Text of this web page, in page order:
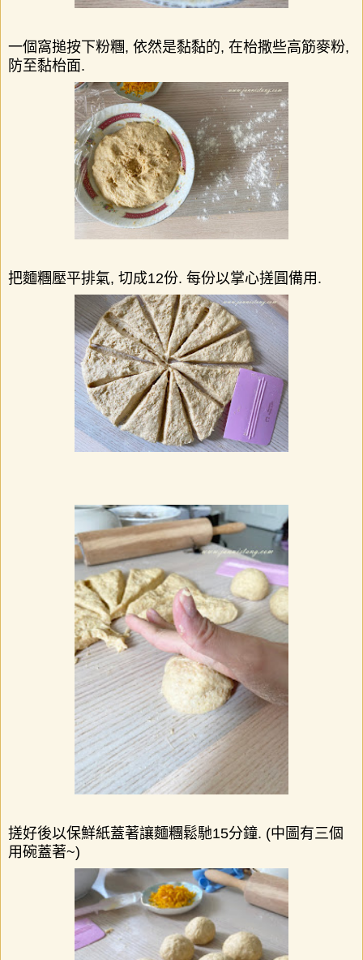
一個窩搥按下粉糰, 依然是黏黏的, 在枱撒些高筋麥粉,
防至黏枱面.
把麵糰壓平排氣, 切成12份. 每份以掌心搓圓備用 .
搓好後以保鮮紙蓋著讓麵糰鬆馳15分鐘. (中圖有三個
用碗蓋著~)